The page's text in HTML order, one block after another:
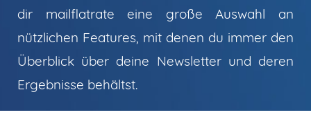
dir mailflatrate eine große Auswahl an
nützlichen Features, mit denen du immer den
Überblick über deine Newsletter und deren
Ergebnisse behältst.